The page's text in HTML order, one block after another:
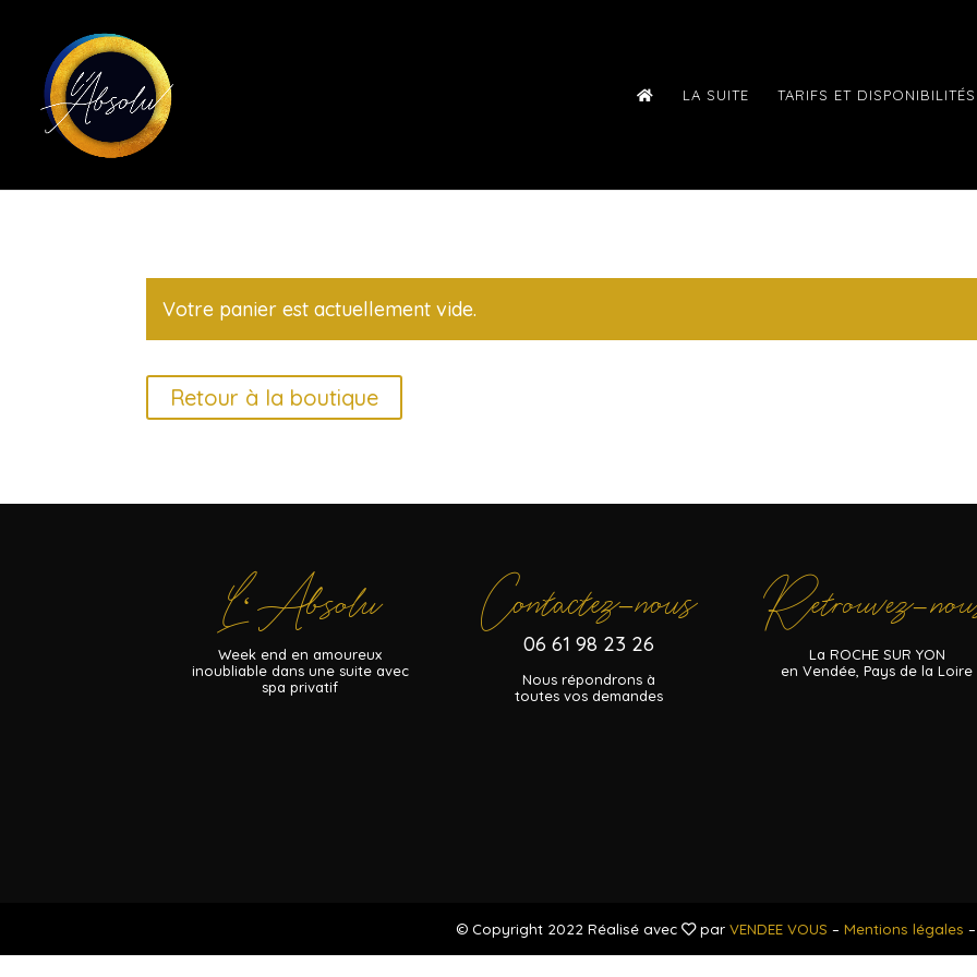
LA SUITE TARIFS ET DISPONIBILITÉS
Votre panier est actuellement vide.
Retour à la boutique
L‘Absolu
Week end en amoureux
inoubliable dans une suite avec
spa privatif
Contactez–nous
06 61 98 23 26
Nous répondrons à
toutes vos demandes
Retrouvez–
La ROCHE SUR YON
en Vendée, Pays de la Loire
© Copyright 2022 Réalisé avec par VENDEE VOUS – Mentions légales –